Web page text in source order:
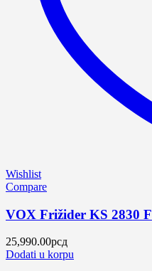
Wishlist
Compare
VOX Frižider KS 2830 F
25,990.00рсд
Dodati u korpu